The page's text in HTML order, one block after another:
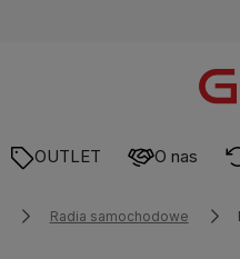
OUTLET O nas
Radia samochodowe